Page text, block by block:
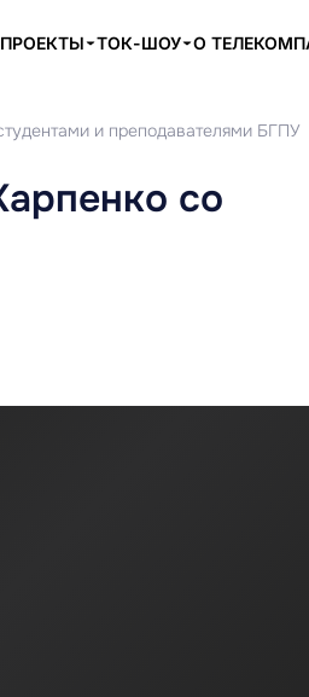
ПРОЕКТЫ ТОК-ШОУ О
и преподавателями БГПУ
со